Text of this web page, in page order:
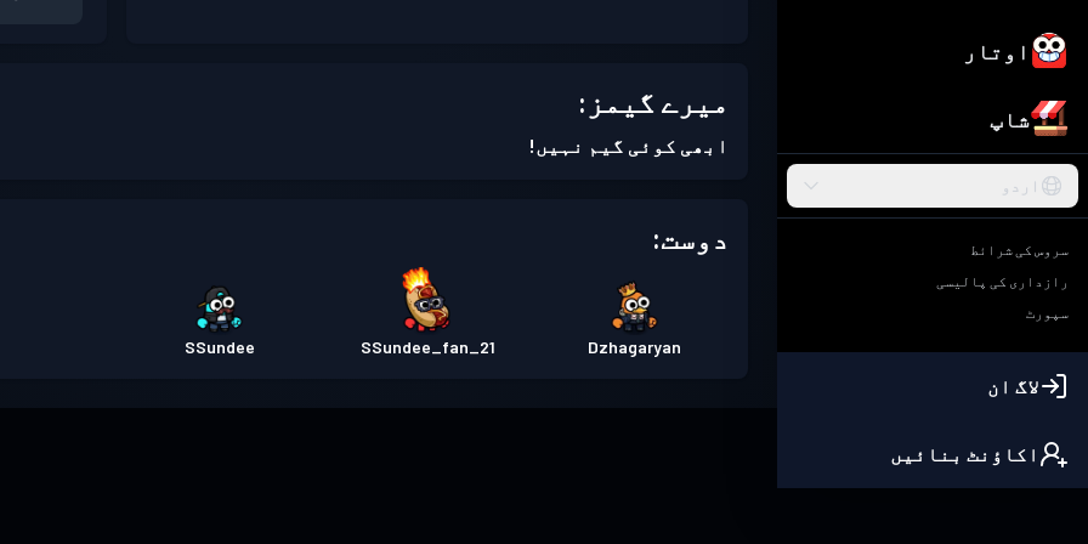
اوتار
شاپ
اردو
سروس کی شرائط
رازداری کی پالیسی
سپورٹ
لاگ ان
اکاؤنٹ بنائیں
میرے گیمز:
ابھی کوئی گیم نہیں!
دوست:
Dzhagaryan
21_SSundee_fan
SSundee